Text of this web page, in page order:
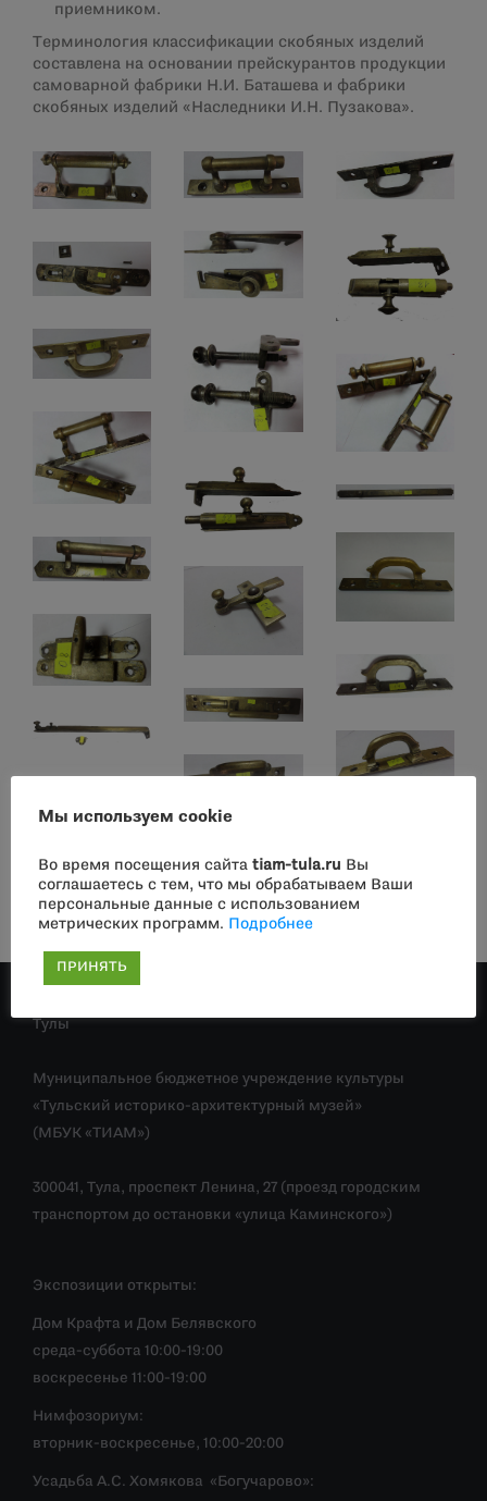
приемником.
Терминология классификации скобяных изделий
составлена на основании прейскурантов продукции
самоварной фабрики Н.И. Баташева и фабрики
скобяных изделий «Наследники И.Н. Пузакова».
Тулы
Муниципальное бюджетное учреждение культуры
«Тульский историко-архитектурный музей»
(МБУК «ТИАМ»)
300041, Тула, проспект Ленина, 27 (проезд городским
транспортом до остановки «улица Каминского»)
Экспозиции открыты:
Дом Крафта и Дом Белявского
среда-суббота 10:00-19:00
воскресенье 11:00-19:00
Нимфозориум:
вторник-воскресенье, 10:00-20:00
Усадьба А.С. Хомякова «Богучарово»:
Мы используем cookie
Во время посещения сайта tiam-tula.ru Вы
соглашаетесь с тем, что мы обрабатываем Ваши
персональные данные с использованием
метрических программ.
Подробнее
ПРИНЯТЬ